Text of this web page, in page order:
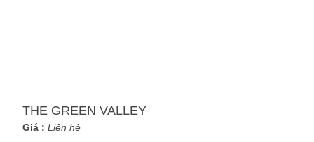
THE GREEN VALLEY
Giá : Liên hệ